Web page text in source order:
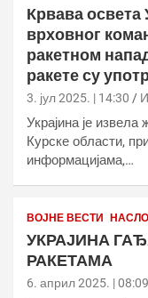
Крвава освета
врховног
ракетном
ракете су
3. јул 2025. | 14:30
Украјина је извела
Курске области,
информацијама,…
ВОЈНЕ ВЕСТИ
УКРАЈИНА
РАКЕТАМА
6. април 2025. | 08:09